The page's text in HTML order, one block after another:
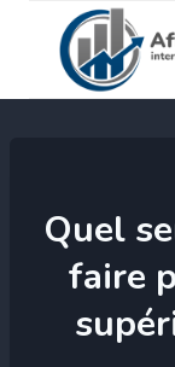
contenu
Quel
faire